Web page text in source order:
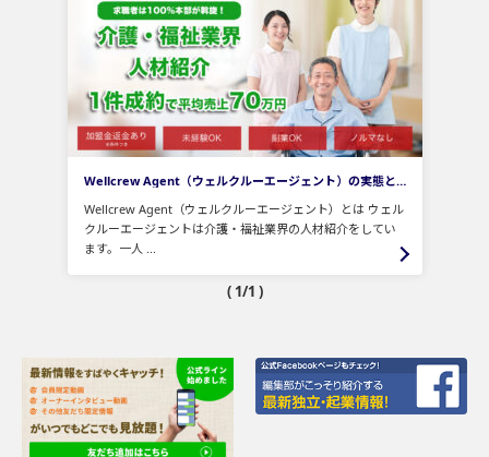
Wellcrew Agent（ウェルクルーエージェント）の実態とは！
Wellcrew Agent（ウェルクルーエージェント）とは ウェル
クルーエージェントは介護・福祉業界の人材紹介をしてい
ます。一人 ...
( 1/1 )